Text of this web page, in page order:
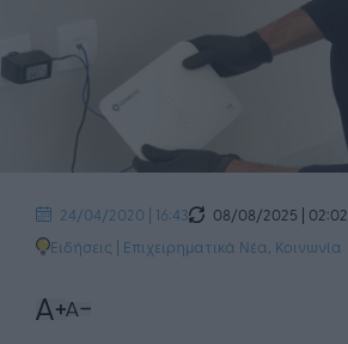
24/04/2020 | 16:43
08/08/2025 | 02:02
Ειδήσεις | Επιχειρηματικά Νέα Κοινωνία